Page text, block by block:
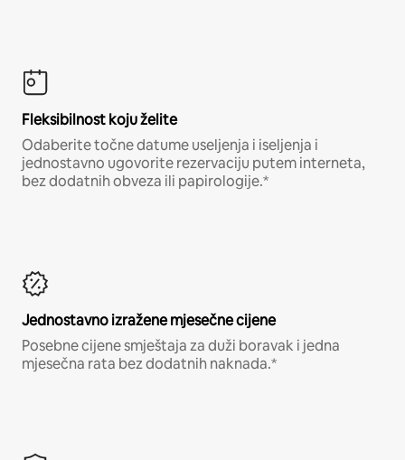
Fleksibilnost koju želite
Odaberite točne datume useljenja i iseljenja i
jednostavno ugovorite rezervaciju putem interneta,
bez dodatnih obveza ili papirologije.*
Jednostavno izražene mjesečne cijene
Posebne cijene smještaja za duži boravak i jedna
mjesečna rata bez dodatnih naknada.*